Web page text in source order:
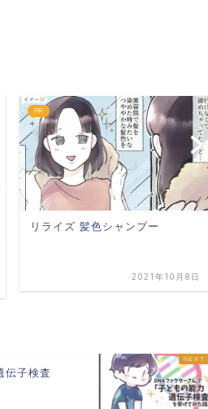
PR
リライズ 髪色シャンプー
2021年10月8日
伝子検査